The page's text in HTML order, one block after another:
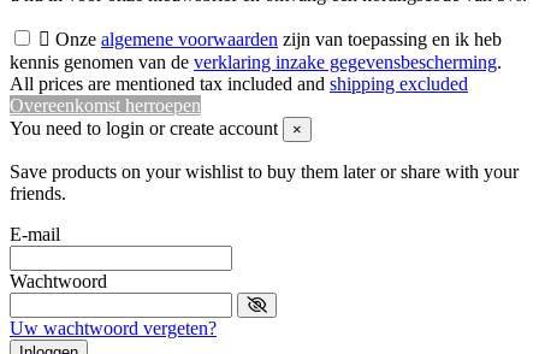
 Onze algemene voorwaarden zijn van toepassing en ik heb
kennis genomen van de verklaring inzake gegevensbescherming.
All prices are mentioned tax included and shipping excluded
Overeenkomst herroepen
You need to login or create account
×
Save products on your wishlist to buy them later or share with your
friends.
E-mail
Wachtwoord
Uw wachtwoord vergeten?